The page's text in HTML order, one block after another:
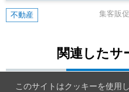
不動産 集客販促
関連したサ
このサイトはクッキーを使用